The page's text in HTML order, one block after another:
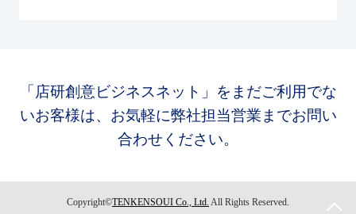
「店研創意ビジネスネット」をまだご利用でな
いお客様は、お気軽に弊社担当営業までお問い
合わせください。
Copyright©TENKENSOUI Co., Ltd. All Rights Reserved.